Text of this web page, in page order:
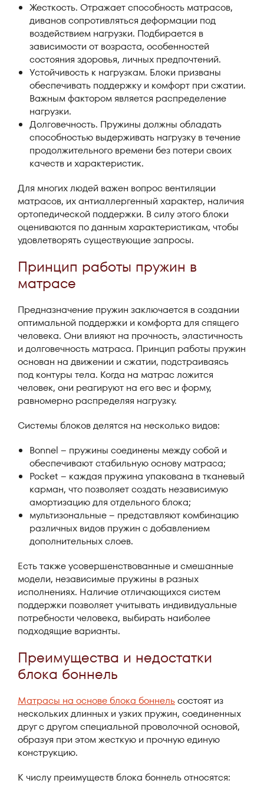
Жесткость. Отражает способность матрасов,
диванов сопротивляться деформации под
воздействием нагрузки. Подбирается в
зависимости от возраста, особенностей
состояния здоровья, личных предпочтений.
Устойчивость к нагрузкам. Блоки призваны
обеспечивать поддержку и комфорт при сжатии.
Важным фактором является распределение
нагрузки.
Долговечность. Пружины должны обладать
способностью выдерживать нагрузку в течение
продолжительного времени без потери своих
качеств и характеристик.
Для многих людей важен вопрос вентиляции
матрасов, их антиаллергенный характер, наличия
ортопедической поддержки. В силу этого блоки
оцениваются по данным характеристикам, чтобы
удовлетворять существующие запросы.
Принцип работы пружин в
матрасе
Предназначение пружин заключается в создании
оптимальной поддержки и комфорта для спящего
человека. Они влияют на прочность, эластичность
и долговечность матраса. Принцип работы пружин
основан на движении и сжатии, подстраиваясь
под контуры тела. Когда на матрас ложится
человек, они реагируют на его вес и форму,
равномерно распределяя нагрузку.
Системы блоков делятся на несколько видов:
Bonnel – пружины соединены между собой и
обеспечивают стабильную основу матраса;
Pocket – каждая пружина упакована в тканевый
карман, что позволяет создать независимую
амортизацию для отдельного блока;
мультизональные – представляют комбинацию
различных видов пружин с добавлением
дополнительных слоев.
Есть также усовершенствованные и смешанные
модели, независимые пружины в разных
исполнениях. Наличие отличающихся систем
поддержки позволяет учитывать индивидуальные
потребности человека, выбирать наиболее
подходящие варианты.
Преимущества и недостатки
блока боннель
Матрасы на основе блока боннельсостоят из
нескольких длинных и узких пружин, соединенных
друг с другом специальной проволочной основой,
образуя при этом жесткую и прочную единую
конструкцию.
К числу преимуществ блока боннель относятся: